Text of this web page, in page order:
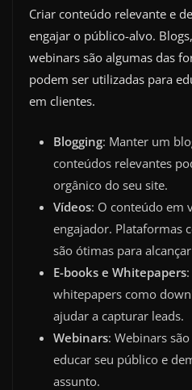
Criar conteúdo relevante e
engajar o público-alvo.
webinars são algumas das
podem ser utilizadas para
em clientes.
Blogging: Manter um
conteúdos relevantes
orgânico do seu site.
Vídeos: O conteúdo em
engajador. Plataformas
são ótimas para
E-books e Whitepapers
whitepapers como
ajudar a capturar leads.
Webinars: Webinars
educar seu público e
assunto.